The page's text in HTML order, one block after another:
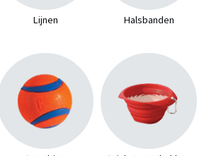
Lijnen Halsbanden